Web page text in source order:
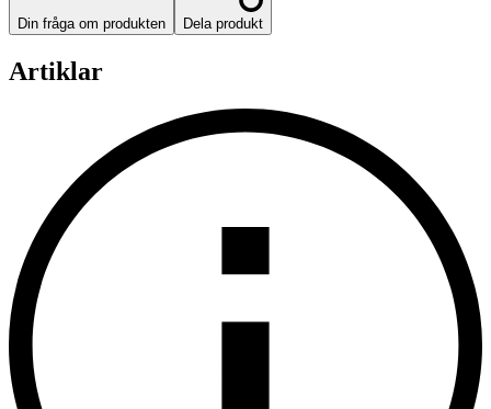
Din fråga om produkten Dela produkt
Artiklar